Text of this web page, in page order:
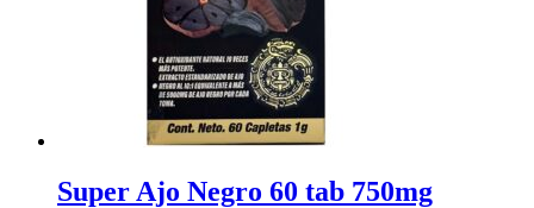
Super Ajo Negro 60 tab 750mg